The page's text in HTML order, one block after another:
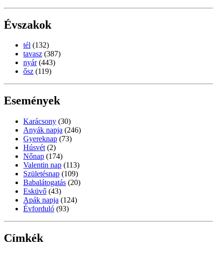
Évszakok
tél (132)
tavasz (387)
nyár (443)
ősz (119)
Események
Karácsony (30)
Anyák napja (246)
Gyereknap (73)
Húsvét (2)
Nőnap (174)
Valentin nap (113)
Születésnap (109)
Babalátogatás (20)
Esküvő (43)
Apák napja (124)
Évforduló (93)
Címkék